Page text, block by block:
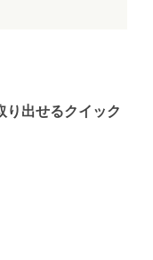
り出せるクイック